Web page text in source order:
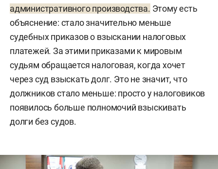
административного производства. Этому есть
объяснение: стало значительно меньше
судебных приказов о взыскании налоговых
платежей. За этими приказами к мировым
судьям обращается налоговая, когда хочет
через суд взыскать долг. Это не значит, что
должников стало меньше: просто у налоговиков
появилось больше полномочий взыскивать
долги без судов.